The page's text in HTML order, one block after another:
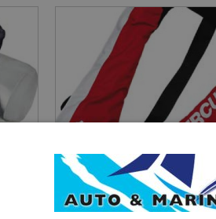
Mercury redningsvest